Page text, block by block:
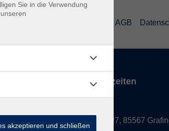
AGB
Servicezeiten
Griesstr. 27, 85567
Sie in die Verwendung
akzeptieren und schließen